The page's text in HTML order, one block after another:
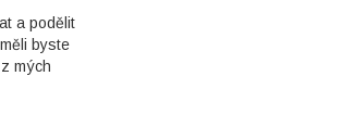
a podělit
byste
mých